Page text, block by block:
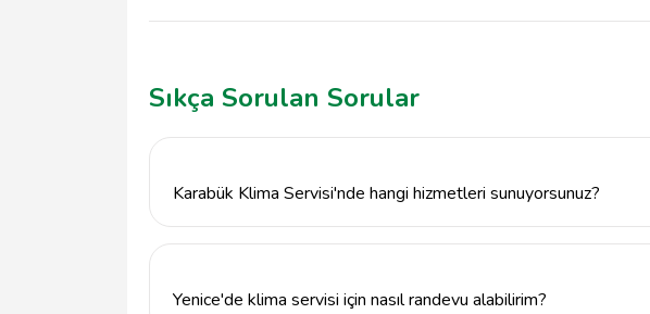
Sıkça Sorulan Sorular
Karabük Klima Servisi'nde hangi hizmetleri sunuyorsunuz?
Yenice'de klima servisi için nasıl randevu alabilirim?